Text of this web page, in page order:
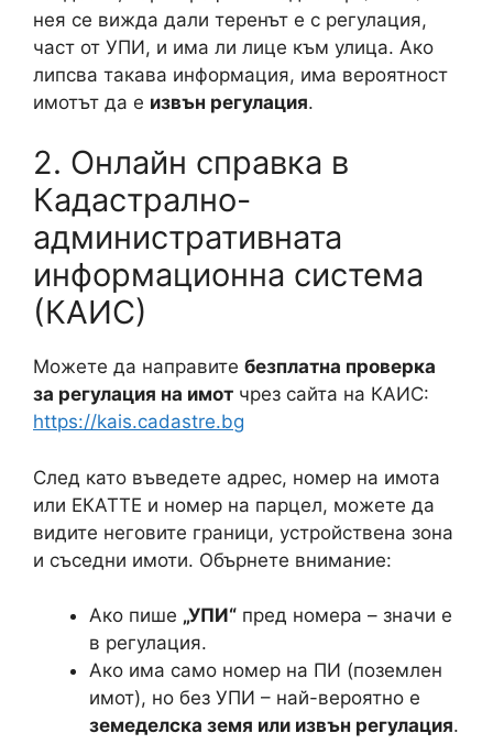
нея се вижда дали теренът е с регулация,
част от УПИ, и има ли лице към улица. Ако
липсва такава информация, има вероятност
имотът да е извън регулация.
2. Онлайн справка в
Кадастрално-
административната
информационна система
(КАИС)
Можете да направите безплатна проверка
за регулация на имот чрез сайта на КАИС:
https://kais.cadastre.bg
След като въведете адрес, номер на имота
или ЕКАТТЕ и номер на парцел, можете да
видите неговите граници, устройствена зона
и съседни имоти. Обърнете внимание:
Ако пише „УПИ“ пред номера – значи е
в регулация.
Ако има само номер на ПИ (поземлен
имот), но без УПИ – най-вероятно е
земеделска земя или извън регулация.